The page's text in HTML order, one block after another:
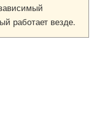
работает везде.